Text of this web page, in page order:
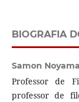
BIOGRAFIA
Samon
Professor de
professor de